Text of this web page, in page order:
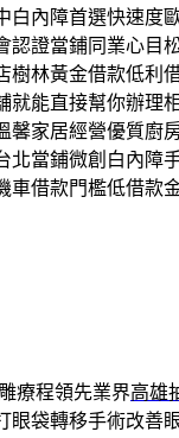
內障首選快速度
證當鋪同業心目
林黃金借款低利
能直接幫你辦理
家居經營優質廚
當鋪微創白內障
車借款門檻低借款
療程領先業界高雄
眼袋轉移手術改善